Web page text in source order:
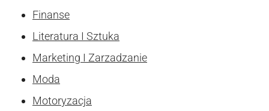
Finanse
Literatura I Sztuka
Marketing I Zarzadzanie
Moda
Motoryzacja